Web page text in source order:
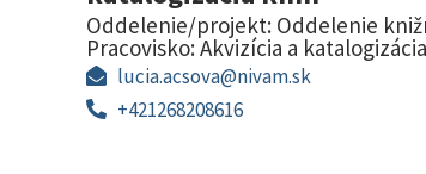
Oddelenie/projekt: Oddelenie
Pracovisko:Akvizícia a katalogizácia
lucia.acsova@nivam.sk
+421268208616